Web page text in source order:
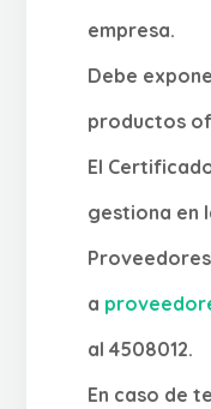
empresa.
Debe
productos
El
gestiona en
a
al 4508012.
En caso de